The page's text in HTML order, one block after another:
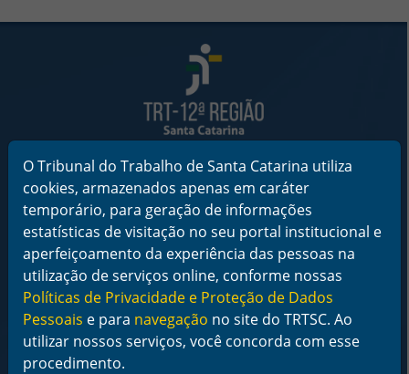
Informações de Contato
Tribunal Regional do Trabalho da 12ª Região
Rua Esteves Júnior, 395, Centro - Florianópolis/SC
CEP 88015-905
CNPJ 02.482.005/0001-23
Horário de Funcionamento:
De segunda a sexta-feira das 12 às 18 horas
Telefone: (48) 3216-4000
Links Rápidos
O Tribunal do Trabalho de Santa Catarina utiliza
cookies, armazenados apenas em caráter
temporário, para geração de informações
estatísticas de visitação no seu portal institucional e
aperfeiçoamento da experiência das pessoas na
utilização de serviços online, conforme nossas
Políticas de Privacidade e Proteção de Dados
Pessoais e para navegação no site do TRTSC. Ao
utilizar nossos serviços, você concorda com esse
procedimento.